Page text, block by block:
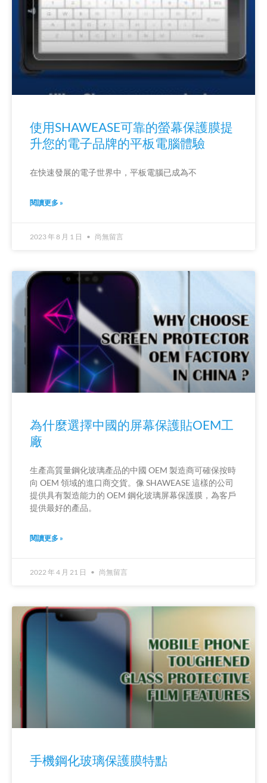
使用SHAWEASE可靠的螢幕保護膜提
升您的電子品牌的平板電腦體驗
在快速發展的電子世界中，平板電腦已成為不
閱讀更多 »
2023 年 8 月 1 日 尚無留言
為什麼選擇中國的屏幕保護貼OEM工
廠
生產高質量鋼化玻璃產品的中國 OEM 製造商可確保按時
向 OEM 領域的進口商交貨。像 SHAWEASE 這樣的公司
提供具有製造能力的 OEM 鋼化玻璃屏幕保護膜，為客戶
提供最好的產品。
閱讀更多 »
2022 年 4 月 21 日 尚無留言
手機鋼化玻璃保護膜特點